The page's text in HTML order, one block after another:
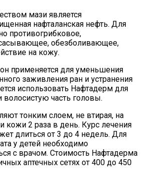
мази является
нафталанская нефть. Для
противогрибковое,
обезболивающее,
на кожу.
применяется для уменьшения
заживления ран и устранения
использовать Нафтадерм для
волосистую часть головы.
тонким слоем, не втирая, на
кожи 2 раза в день. Курс лечения
длиться от 3 до 4 недель. Для
у детей необходимо
с врачом. Стоимость Нафтадерма
аптечных сетях от 400 до 450